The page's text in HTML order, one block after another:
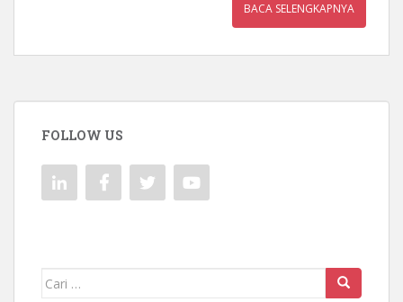
BACA SELENGKAPNYA
FOLLOW US
Mencari: